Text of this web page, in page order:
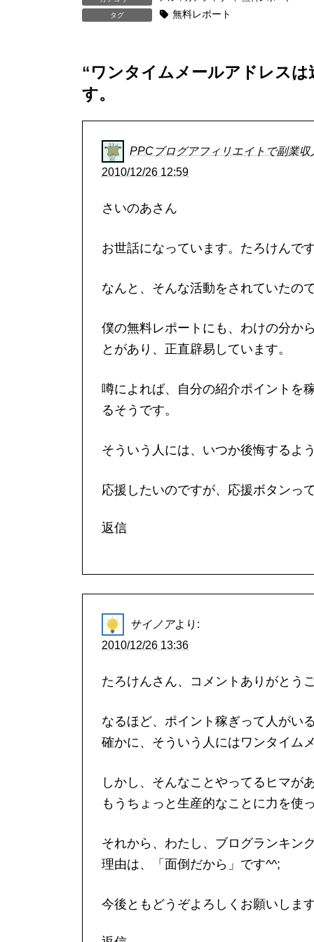
タグ 無料レポート
“ ワンタイムメールアドレスは
す。
PPCブログアフィリエイトで副業収
2010/12/26 12:59
さいのあさん
お世話になっています。たろけんです
なんと、そんな活動をされていたので
僕の無料レポートにも、わけの分か
とがあり、正直辟易しています。
噂によれば、自分の紹介ポイントを
るそうです。
そういう人には、いつか後悔するよ
応援したいのですが、応援ボタンっ
返信
サイノアより:
2010/12/26 13:36
たろけんさん、コメントありがとう
なるほど、ポイント稼ぎって人がい
確かに、そういう人にはワンタイム
しかし、そんなことやってるヒマが
もうちょっと生産的なことに力を使
それから、わたし、ブログランキン
理由は、「面倒だから」です^^;
今後ともどうぞよろしくお願いします